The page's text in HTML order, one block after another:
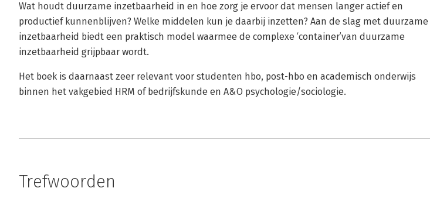
Wat houdt duurzame inzetbaarheid in en hoe zorg je ervoor dat mensen langer actief en
productief kunnenblijven? Welke middelen kun je daarbij inzetten? Aan de slag met duurzame
inzetbaarheid biedt een praktisch model waarmee de complexe ‘container’van duurzame
inzetbaarheid grijpbaar wordt.
Het boek is daarnaast zeer relevant voor studenten hbo, post-hbo en academisch onderwijs
binnen het vakgebied HRM of bedrijfskunde en A&O psychologie/sociologie.
Trefwoorden